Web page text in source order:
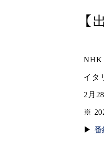
【
NHK
イタ
2月
※
▶︎ 番